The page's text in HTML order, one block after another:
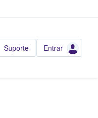
Suporte Entrar